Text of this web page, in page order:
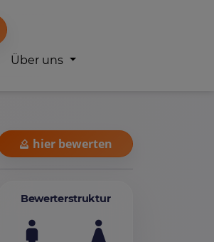
Über uns
hier bewerten
Bewerterstruktur